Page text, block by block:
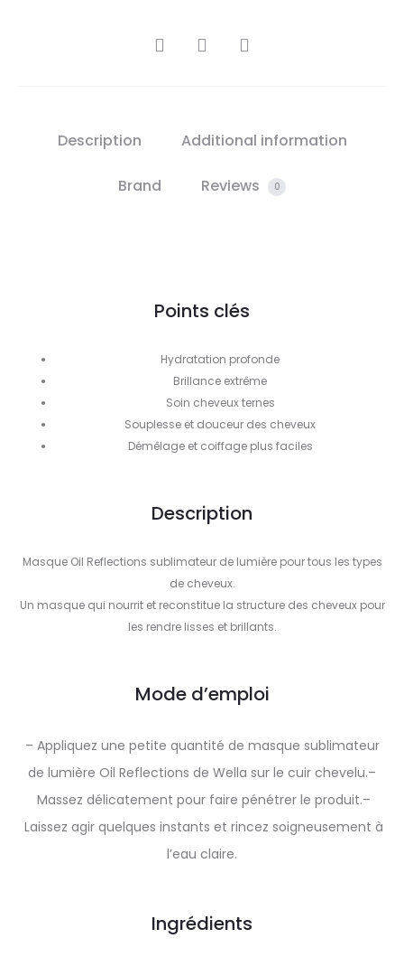
SHARE
Description Additional information
Brand Reviews 0
Points clés
Hydratation profonde
Brillance extrême
Soin cheveux ternes
Souplesse et douceur des cheveux
Démêlage et coiffage plus faciles
Description
Masque Oil Reflections sublimateur de lumière pour tous les types
de cheveux.
Un masque qui nourrit et reconstitue la structure des cheveux pour
les rendre lisses et brillants.
Mode d’emploi
– Appliquez une petite quantité de masque sublimateur
de lumière Oil Reflections de Wella sur le cuir chevelu.–
Massez délicatement pour faire pénétrer le produit.–
Laissez agir quelques instants et rincez soigneusement à
l’eau claire.
Ingrédients